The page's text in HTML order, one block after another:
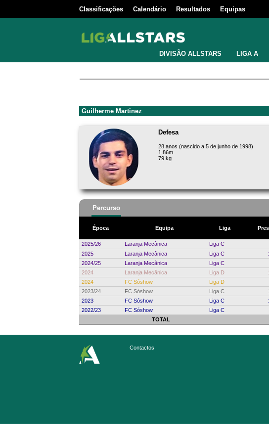
Classificações Calendário Resultados Equipas
DIVISÃO ALLSTARS LIGA A
Guilherme Martinez
Defesa
28 anos (nascido a 5 de junho de 1998)
1,86m
79 kg
Percurso
Época Equipa Liga
2025/26
Laranja Mecânica Liga C
2025
Laranja Mecânica Liga C
2024/25
Laranja Mecânica Liga C
2024
Laranja Mecânica Liga D
2024
FC Sóshow Liga D
2023/24
FC Sóshow Liga C
2023
FC Sóshow Liga C
2022/23
FC Sóshow Liga C
TOTAL
Contactos